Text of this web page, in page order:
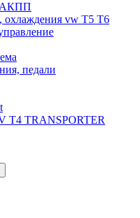
АКПП
охлаждения vw T5 T6
педали
T4 TRANSPORTER